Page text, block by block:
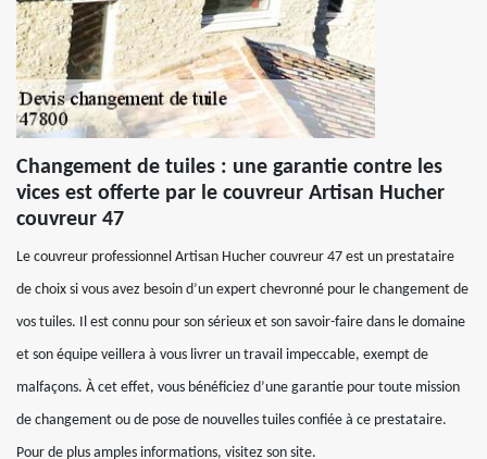
Changement de tuiles : une garantie contre les
vices est offerte par le couvreur Artisan Hucher
couvreur 47
Le couvreur professionnel Artisan Hucher couvreur 47 est un prestataire
de choix si vous avez besoin d’un expert chevronné pour le changement de
vos tuiles. Il est connu pour son sérieux et son savoir-faire dans le domaine
et son équipe veillera à vous livrer un travail impeccable, exempt de
malfaçons. À cet effet, vous bénéficiez d’une garantie pour toute mission
de changement ou de pose de nouvelles tuiles confiée à ce prestataire.
Pour de plus amples informations, visitez son site.